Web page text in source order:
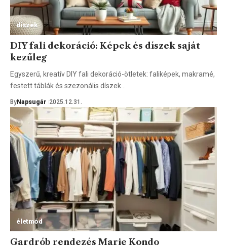
díszek
DIY fali dekoráció: Képek és díszek saját
kezűleg
Egyszerű, kreatív DIY fali dekoráció-ötletek: faliképek, makramé,
festett táblák és szezonális díszek…
By Napsugár 2025.12.31.
életmód
Gardrób rendezés Marie Kondo